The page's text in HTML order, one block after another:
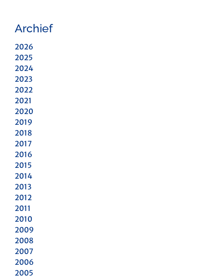
Archief
2026
2025
2024
2023
2022
2021
2020
2019
2018
2017
2016
2015
2014
2013
2012
2011
2010
2009
2008
2007
2006
2005